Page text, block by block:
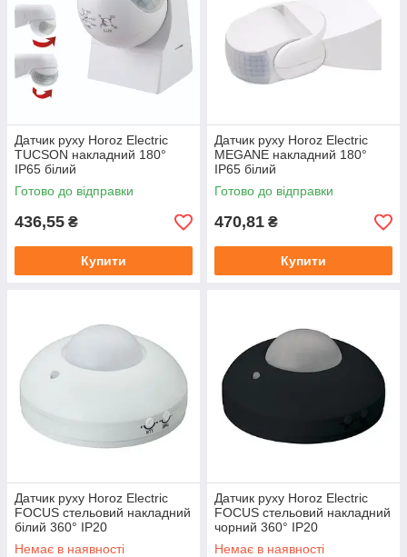
Датчик руху Horoz Electric
TUCSON накладний 180°
IP65 білий
Готово до відправки
436,55 ₴
Купити
Датчик руху Horoz Electric
MEGANE накладний 180°
IP65 білий
Готово до відправки
470,81 ₴
Купити
Датчик руху Horoz Electric
FOCUS стельовий накладний
білий 360° IP20
Немає в наявності
Датчик руху Horoz Electric
FOCUS стельовий накладний
чорний 360° IP20
Немає в наявності